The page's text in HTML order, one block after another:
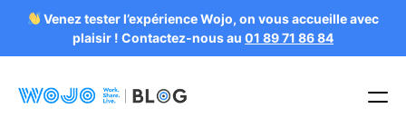
Venez tester l’expérience Wojo, on vous accueille avec
plaisir ! Contactez-nous au 01 89 71 86 84